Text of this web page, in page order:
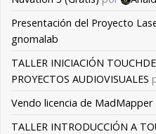
Presentación del Proyecto
gnomalab
TALLER INICIACIÓN
PROYECTOS AUDIOVISUALES
Vendo licencia de MadMapper
TALLER INTRODUCCIÓN A